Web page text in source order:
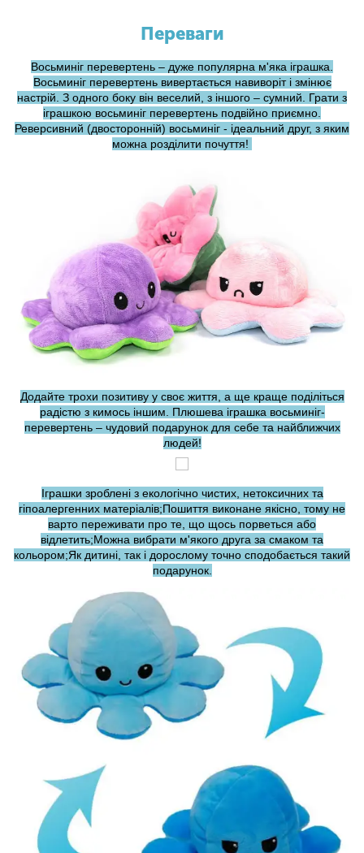
Переваги
Восьминіг перевертень – дуже популярна м'яка іграшка.
Восьминіг перевертень вивертається навиворіт і змінює
настрій. З одного боку він веселий, з іншого – сумний. Грати з
іграшкою восьминіг перевертень подвійно приємно.
Реверсивний (двосторонній) восьминіг - ідеальний друг, з яким
можна розділити почуття!
Додайте трохи позитиву у своє життя, а ще краще поділіться
радістю з кимось іншим. Плюшева іграшка восьминіг-
перевертень – чудовий подарунок для себе та найближчих
людей!
Іграшки зроблені з екологічно чистих, нетоксичних та
гіпоалергенних матеріалів;Пошиття виконане якісно, тому не
варто переживати про те, що щось порветься або
відлетить;Можна вибрати м'якого друга за смаком та
кольором;Як дитині, так і дорослому точно сподобається такий
подарунок.